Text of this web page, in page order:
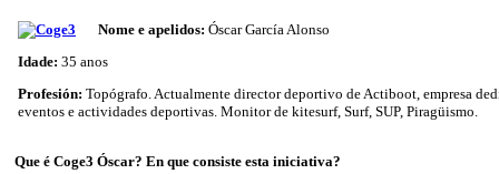
Nome e apelidos: Óscar García Alonso
Idade: 35 anos
Profesión: Topógrafo. Actualmente director deportivo de Actiboot, empresa
eventos e actividades deportivas. Monitor de kitesurf, Surf, SUP, Piragüismo.
Que é Coge3 Óscar? En que consiste esta iniciativa?